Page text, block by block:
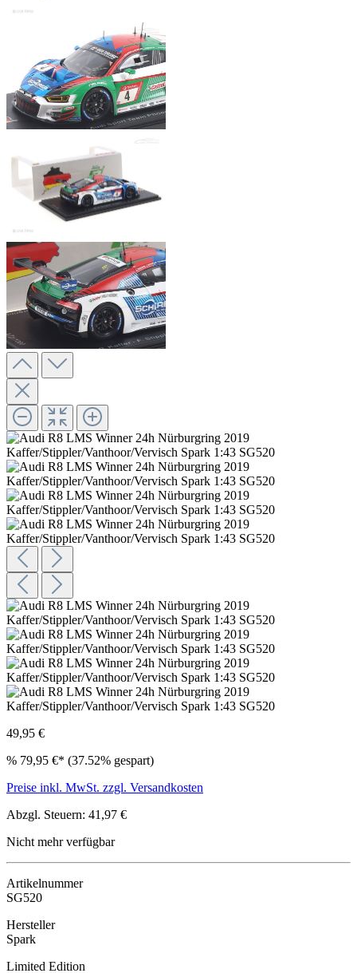
49,95 €
% 79,95 €* (37.52% gespart)
Preise inkl. MwSt. zzgl. Versandkosten
Abzgl. Steuern: 41,97 €
Nicht mehr verfügbar
Artikelnummer
SG520
Hersteller
Spark
Limited Edition